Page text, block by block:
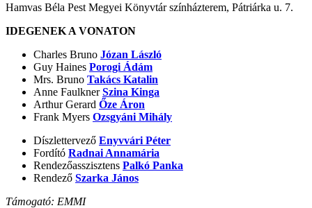
Hamvas Béla Pest Megyei Könyvtár színházterem, Pátriárka u. 7.
IDEGENEK A VONATON
Charles Bruno Józan László
Guy Haines Porogi Ádám
Mrs. Bruno Takács Katalin
Anne FaulknerSzina Kinga
Arthur Gerard Őze Áron
Frank Myers Ozsgyáni Mihály
Díszlettervező Enyvvári Péter
Fordító Radnai Annamária
Rendezőasszisztens Palkó Panka
Rendező Szarka János
Támogató: EMMI